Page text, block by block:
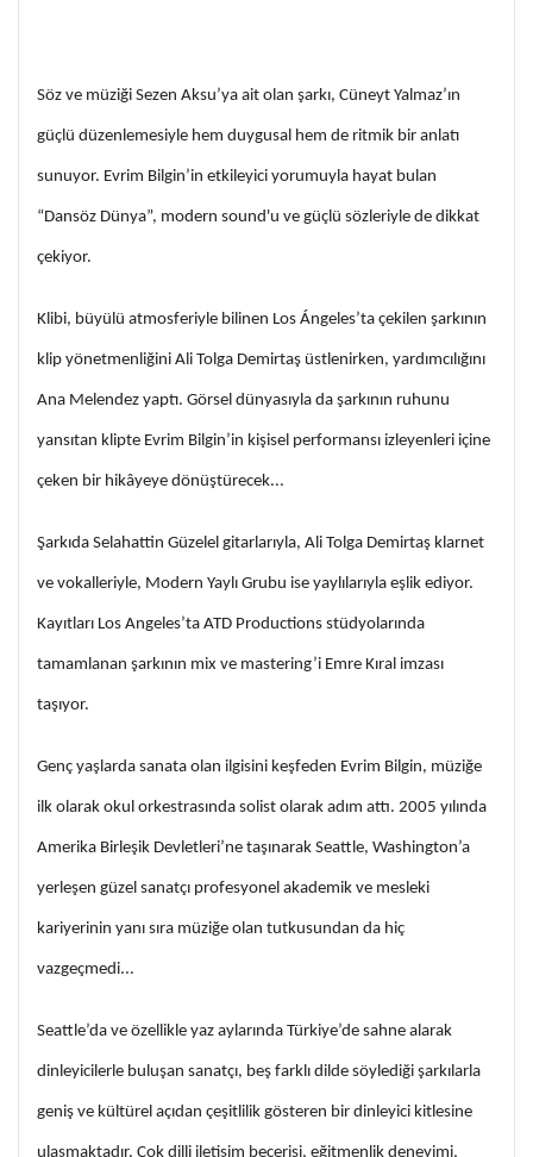
Söz ve müziği Sezen Aksu’ya ait olan şarkı, Cüneyt Yalmaz’ın
güçlü düzenlemesiyle hem duygusal hem de ritmik bir anlatı
sunuyor. Evrim Bilgin’in etkileyici yorumuyla hayat bulan
“Dansöz Dünya”, modern sound'u ve güçlü sözleriyle de dikkat
çekiyor.
Klibi, büyülü atmosferiyle bilinen Los Ángeles’ta çekilen şarkının
klip yönetmenliğini Ali Tolga Demirtaş üstlenirken, yardımcılığını
Ana Melendez yaptı. Görsel dünyasıyla da şarkının ruhunu
yansıtan klipte Evrim Bilgin’in kişisel performansı izleyenleri içine
çeken bir hikâyeye dönüştürecek...
Şarkıda Selahattin Güzelel gitarlarıyla, Ali Tolga Demirtaş klarnet
ve vokalleriyle, Modern Yaylı Grubu ise yaylılarıyla eşlik ediyor.
Kayıtları Los Angeles’ta ATD Productions stüdyolarında
tamamlanan şarkının mix ve mastering’i Emre Kıral imzası
taşıyor.
Genç yaşlarda sanata olan ilgisini keşfeden Evrim Bilgin, müziğe
ilk olarak okul orkestrasında solist olarak adım attı. 2005 yılında
Amerika Birleşik Devletleri’ne taşınarak Seattle, Washington’a
yerleşen güzel sanatçı profesyonel akademik ve mesleki
kariyerinin yanı sıra müziğe olan tutkusundan da hiç
vazgeçmedi...
Seattle’da ve özellikle yaz aylarında Türkiye’de sahne alarak
dinleyicilerle buluşan sanatçı, beş farklı dilde söylediği şarkılarla
geniş ve kültürel açıdan çeşitlilik gösteren bir dinleyici kitlesine
ulaşmaktadır. Çok dilli iletişim becerisi, eğitmenlik deneyimi,